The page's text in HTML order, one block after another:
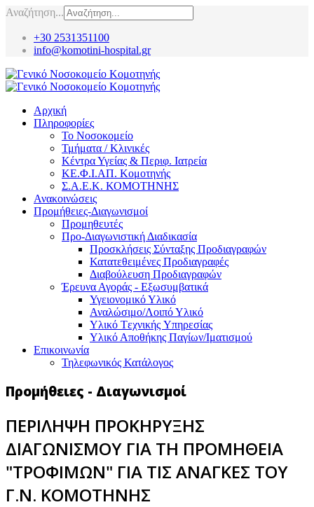
Αναζήτηση...
+30 2531351100
info@komotini-hospital.gr
Αρχική
Πληροφορίες
Το Νοσοκομείο
Τμήματα / Κλινικές
Κέντρα Υγείας & Περιφ. Ιατρεία
ΚΕ.Φ.Ι.ΑΠ. Κομοτηνής
Σ.Α.Ε.Κ. ΚΟΜΟΤΗΝΗΣ
Ανακοινώσεις
Προμήθειες-Διαγωνισμοί
Προμηθευτές
Προ-Διαγωνιστική Διαδικασία
Προσκλήσεις Σύνταξης Προδιαγραφών
Κατατεθειμένες Προδιαγραφές
Διαβούλευση Προδιαγραφών
Έρευνα Αγοράς - Εξωσυμβατικά
Υγειονομικό Υλικό
Αναλώσιμο/Λοιπό Υλικό
Υλικό Tεχνικής Yπηρεσίας
Υλικό Αποθήκης Παγίων/Ιματισμού
Επικοινωνία
Τηλεφωνικός Κατάλογος
Προμήθειες - Διαγωνισμοί
ΠΕΡΙΛΗΨΗ ΠΡΟΚΗΡΥΞΗΣ
ΔΙΑΓΩΝΙΣΜΟΥ ΓΙΑ ΤΗ ΠΡΟΜΗΘΕΙΑ
"ΤΡΟΦΙΜΩΝ" ΓΙΑ ΤΙΣ ΑΝΑΓΚΕΣ ΤΟΥ
Γ.Ν. ΚΟΜΟΤΗΝΗΣ